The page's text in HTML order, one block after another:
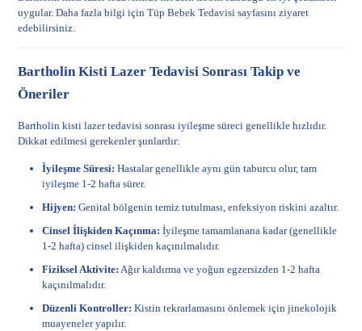
uygular. Daha fazla bilgi içinTüp Bebek Tedavisi sayfasını ziyaret
edebilirsiniz.
Bartholin Kisti Lazer Tedavisi Sonrası Takip ve
Öneriler
Bartholin kisti lazer tedavisi sonrası iyileşme süreci genellikle hızlıdır.
Dikkat edilmesi gerekenler şunlardır:
İyileşme Süresi: Hastalar genellikle aynı gün taburcu olur, tam
iyileşme 1-2 hafta sürer.
Hijyen: Genital bölgenin temiz tutulması, enfeksiyon riskini azaltır.
Cinsel İlişkiden Kaçınma: İyileşme tamamlanana kadar (genellikle
1-2 hafta) cinsel ilişkiden kaçınılmalıdır.
Fiziksel Aktivite: Ağır kaldırma ve yoğun egzersizden 1-2 hafta
kaçınılmalıdır.
Düzenli Kontroller: Kistin tekrarlamasını önlemek için jinekolojik
muayeneler yapılır.